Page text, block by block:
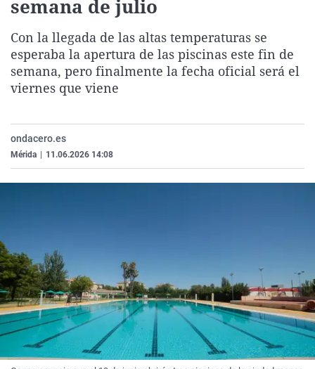
Gente viajera
Como el perro y el
Retornados
Equipo de
Galicia
La Rioja
Televisión
Elecciones
semana de julio
Con la llegada de las altas temperaturas se
esperaba la apertura de las piscinas este fin de
semana, pero finalmente la fecha oficial será el
viernes que viene
ondacero.es
Mérida 11.06.2026 14:08